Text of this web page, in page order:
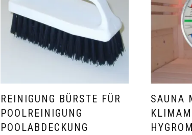
REINIGUNG BÜRSTE FÜR
POOLREINIGUNG
POOLABDECKUNG
SAUNA